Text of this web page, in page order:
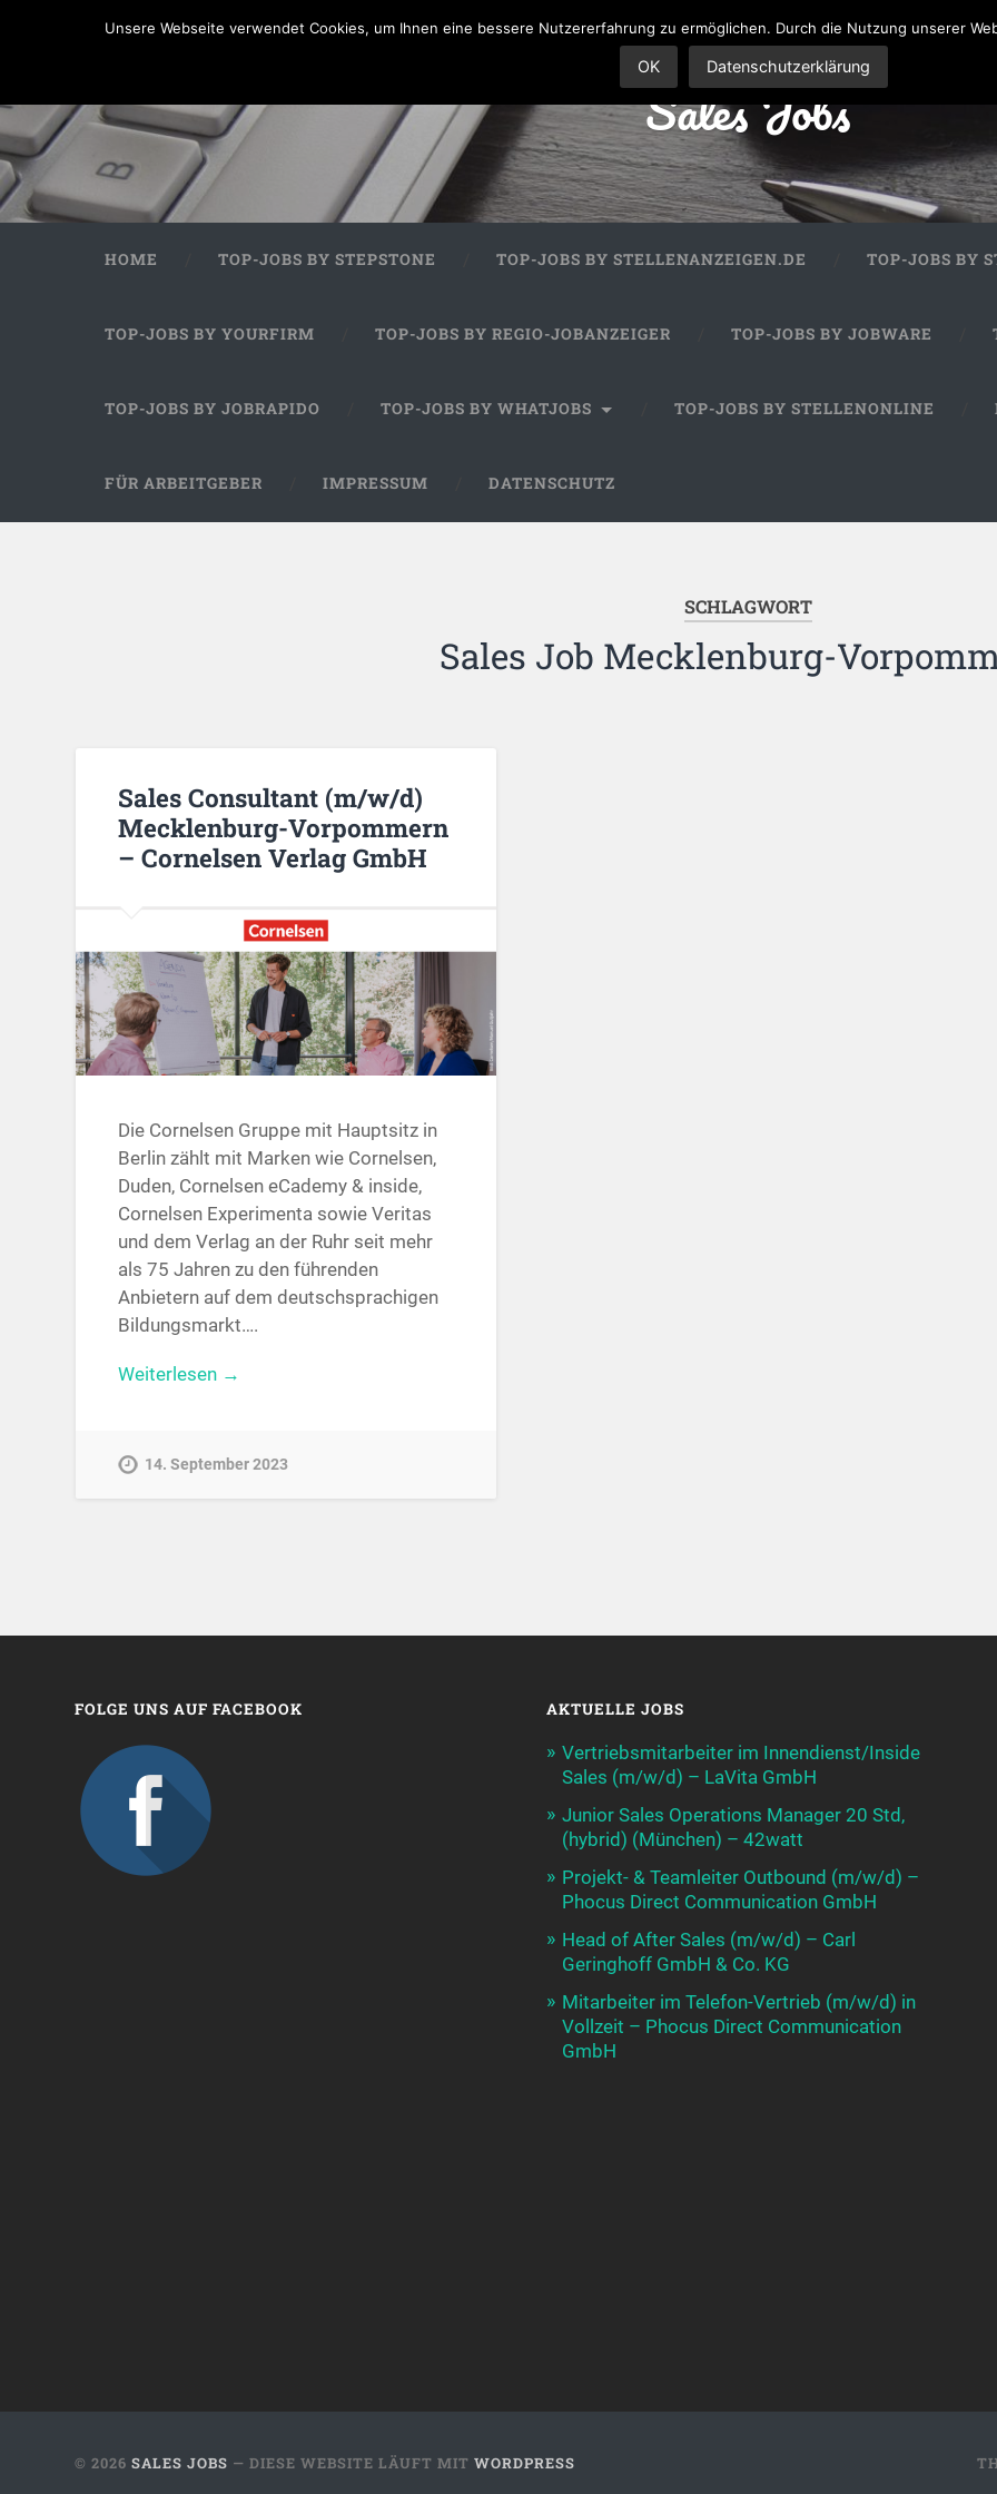
Sales Jobs
HOME TOP-JOBS BY STEPSTONE TOP-JOBS BY STELLENANZEIGEN.DE TOP-JOBS BY
TOP-JOBS BY YOURFIRM TOP-JOBS BY REGIO-JOBANZEIGER TOP-JOBS BY JOBWARE
TOP-JOBS BY JOBRAPIDO TOP-JOBS BY WHATJOBS TOP-JOBS BY STELLENONLINE
FÜR ARBEITGEBER IMPRESSUM DATENSCHUTZ
SCHLAGWORT
Sales Job Mecklenburg-
Sales Consultant (m/w/d)
Mecklenburg-Vorpommern
– Cornelsen Verlag GmbH
Die Cornelsen Gruppe mit Hauptsitz in
Berlin zählt mit Marken wie Cornelsen,
Duden, Cornelsen eCademy & inside,
Cornelsen Experimenta sowie Veritas
und dem Verlag an der Ruhr seit mehr
als 75 Jahren zu den führenden
Anbietern auf dem deutschsprachigen
Bildungsmarkt….
Weiterlesen →
14. September 2023
FOLGE UNS AUF FACEBOOK AKTUELLE JOBS
Vertriebsmitarbeiter im Innendienst/Inside
Sales (m/w/d) – LaVita GmbH
Junior Sales Operations Manager 20 Std,
(hybrid) (München) – 42watt
Projekt- & Teamleiter Outbound (m/w/d) –
Phocus Direct Communication GmbH
Head of After Sales (m/w/d) – Carl
Geringhoff GmbH & Co. KG
Mitarbeiter im Telefon-Vertrieb (m/w/d) in
Vollzeit – Phocus Direct Communication
GmbH
© 2026SALES JOBS — DIESE WEBSITE LÄUFT MITWORDPRESS
Unsere Webseite verwendet Cookies, um Ihnen eine bessere Nutzererfahrung zu ermöglichen. Durch die Nutzung unserer
OK Datenschutzerklärung